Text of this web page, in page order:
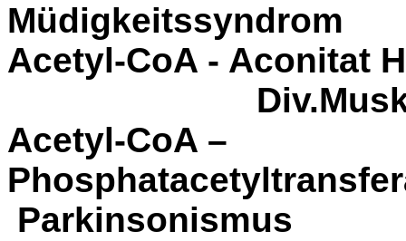
Müdigkeitssyndrom
Acetyl-CoA -
Acetyl-CoA –
Parkinsonismus